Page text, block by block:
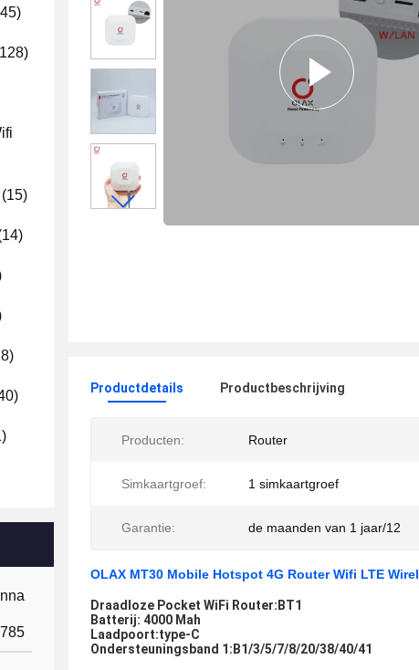
(15)
Productdetails Productbeschrijving
Producten: Router
Simkaartgroef: 1 simkaartgroef
Garantie: de maanden van 1 jaar/12
OLAX MT30 Mobile Hotspot 4G Router Wifi LTE
Draadloze Pocket WiFi Router: BT1
Batterij: 4000 Mah
Laadpoort:type-C
Ondersteuningsband 1: B1/3/5/7/8/20/38/40/41